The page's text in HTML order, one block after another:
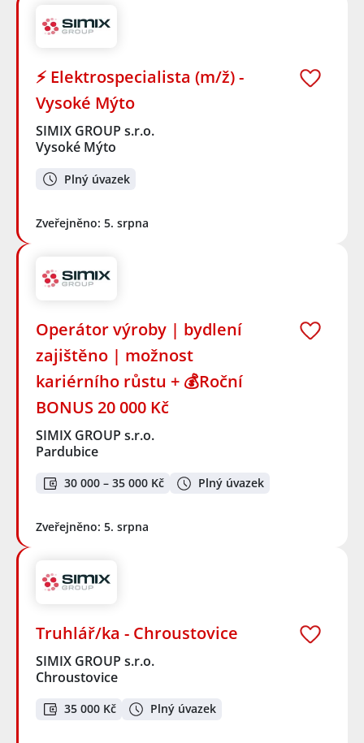
⚡ Elektrospecialista (m/ž) -
Vysoké Mýto
SIMIX GROUP s.r.o.
Vysoké Mýto
Plný úvazek
Zveřejněno: 5. srpna
Operátor výroby | bydlení
zajištěno | možnost
kariérního růstu + 💰Roční
BONUS 20 000 Kč
SIMIX GROUP s.r.o.
Pardubice
30 000 – 35 000 Kč Plný úvazek
Zveřejněno: 5. srpna
Truhlář/ka - Chroustovice
SIMIX GROUP s.r.o.
Chroustovice
35 000 Kč Plný úvazek